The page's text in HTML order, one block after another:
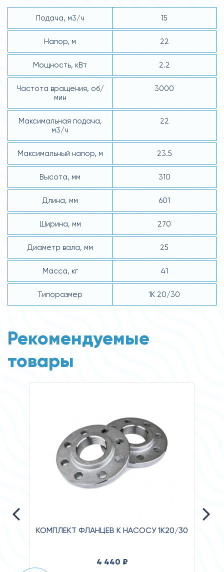
Подача, м3/ч 15
Напор, м 22
Мощность, кВт 2.2
Частота вращения, об/
мин
3000
Максимальная подача,
м3/ч
22
Максимальный напор, м 23.5
Высота, мм 310
Длина, мм 601
Ширина, мм 270
Диаметр вала, мм 25
Масса, кг 41
Типоразмер 1К 20/30
Рекомендуемые
товары
КОМПЛЕКТ ФЛАНЦЕВ К НАСОСУ 1К20/30
4 440 ₽